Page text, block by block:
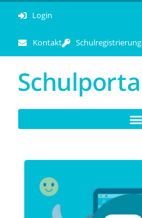
Login
Kontakt Schulregistrierung